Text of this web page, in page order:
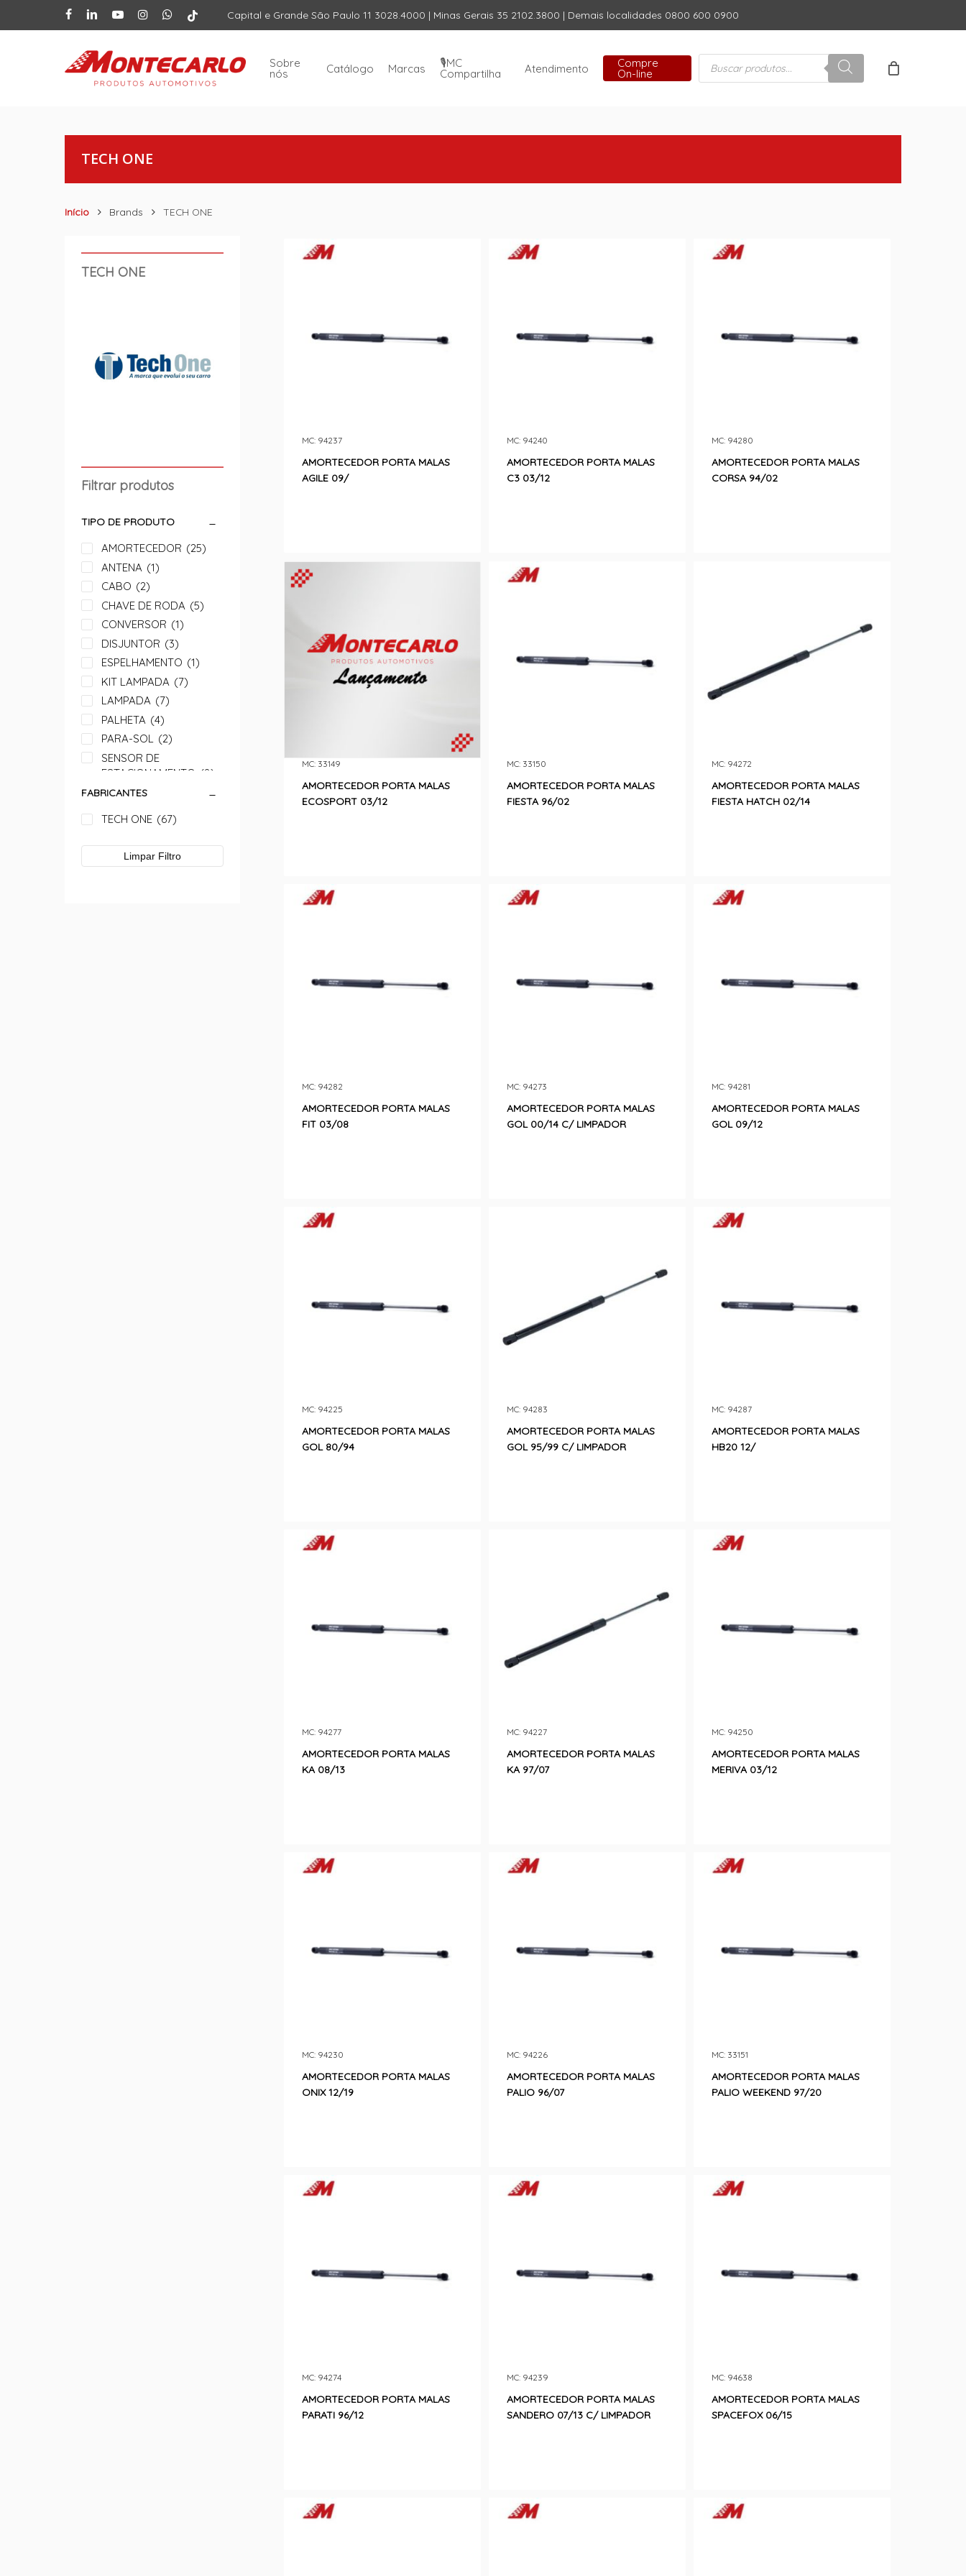
facebooklinkedinyoutubeinstagramwhatsapp
tiktok Capital e Grande São Paulo 11 3028.4000 | Minas Gerais 35 2102.3800 | Demais localidades 0800 600 0900
Sobre
nós Catálogo Marcas 🎙️MC
Compartilha Atendimento Compre
On-line
Pesquisar
produtos
Carrinho Close
TECH ONE
Início Brands TECH ONE
TECH ONE
Filtrar produtos
TIPO DE PRODUTO
AMORTECEDOR (25)
ANTENA (1)
CABO (2)
CHAVE DE RODA (5)
CONVERSOR (1)
DISJUNTOR (3)
ESPELHAMENTO (1)
KIT LAMPADA (7)
LAMPADA (7)
PALHETA (4)
PARA-SOL (2)
SENSOR DE
ESTACIONAMENTO (8)
SIRENE (1)
FABRICANTES
TECH ONE (67)
Limpar Filtro
AMORTECEDOR PORTA MALAS
AGILE 09/
MC: 94237
AMORTECEDOR PORTA MALAS
C3 03/12
MC: 94240
AMORTECEDOR PORTA MALAS
CORSA 94/02
MC: 94280
AMORTECEDOR PORTA MALAS
ECOSPORT 03/12
MC: 33149
AMORTECEDOR PORTA MALAS
FIESTA 96/02
MC: 33150
AMORTECEDOR PORTA MALAS
FIESTA HATCH 02/14
MC: 94272
AMORTECEDOR PORTA MALAS
FIT 03/08
MC: 94282
AMORTECEDOR PORTA MALAS
GOL 00/14 C/ LIMPADOR
MC: 94273
AMORTECEDOR PORTA MALAS
GOL 09/12
MC: 94281
AMORTECEDOR PORTA MALAS
GOL 80/94
MC: 94225
AMORTECEDOR PORTA MALAS
GOL 95/99 C/ LIMPADOR
MC: 94283
AMORTECEDOR PORTA MALAS
HB20 12/
MC: 94287
AMORTECEDOR PORTA MALAS
KA 08/13
MC: 94277
AMORTECEDOR PORTA MALAS
KA 97/07
MC: 94227
AMORTECEDOR PORTA MALAS
MERIVA 03/12
MC: 94250
AMORTECEDOR PORTA MALAS
ONIX 12/19
MC: 94230
AMORTECEDOR PORTA MALAS
PALIO 96/07
MC: 94226
AMORTECEDOR PORTA MALAS
PALIO WEEKEND 97/20
MC: 33151
AMORTECEDOR PORTA MALAS
PARATI 96/12
MC: 94274
AMORTECEDOR PORTA MALAS
SANDERO 07/13 C/ LIMPADOR
MC: 94239
AMORTECEDOR PORTA MALAS
SPACEFOX 06/15
MC: 94638